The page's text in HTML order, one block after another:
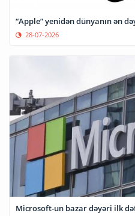
“Apple” yenidən dünyanın ən
28-07-2026
Microsoft-un bazar dəyəri ilk